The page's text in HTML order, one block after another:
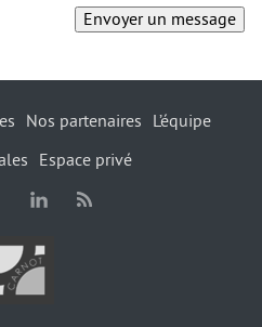
Nos partenaires
L’équipe
Espace privé